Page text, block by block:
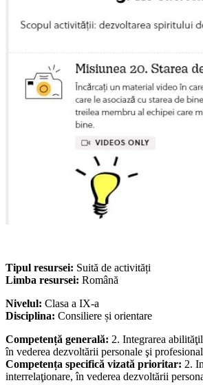
Tipul resursei: Suită de activități
Limba resursei: Română
Nivelul: Clasa a IX-a
Disciplina: Consiliere și orientare
Competență generală: 2. Integrarea
în vederea dezvoltării personale şi
Competența specifică vizată prioritar: 2.
interrelaţionare, în vederea dezvoltării